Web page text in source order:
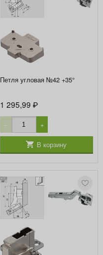
Петля угловая №42 +35°
1 295,99 ₽
− +
В корзину